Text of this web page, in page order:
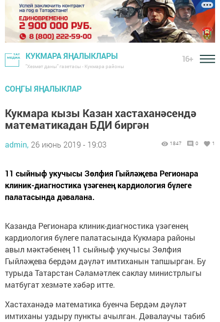
КУКМАРА ЯҢАЛЫКЛАРЫ
"Хезмәт даны" газетасы - Кукмара районы
16+
СОҢГЫ ЯҢАЛЫКЛАР
Кукмара кызы Казан хастаханәсендә
математикадан БДИ биргән
admin, 26 июнь 2019 - 19:03 1847 0 1
11 сыйныф укучысы Зөлфия Гыйләҗева Регионара
клиник-диагностика үзәгенең кардиология бүлеге
палатасында дәвалана.
Казанда Регионара клиник-диагностика үзәгенең
кардиология бүлеге палатасында Кукмара районы
авыл мәктәбенең 11 сыйныф укучысы Зөлфия
Гыйләҗева бердәм дәүләт имтиханын тапшырган. Бу
турыда Татарстан Сәламәтлек саклау министрлыгы
матбугат хезмәте хәбәр итте.
Хастаханәдә математика буенча Бердәм дәүләт
имтиханы уздыру пункты ачылган. Дәвалаучы табиб